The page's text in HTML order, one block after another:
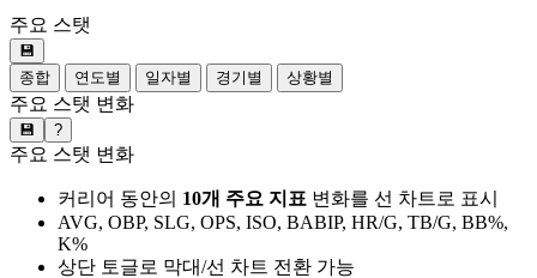
주요 스탯
💾
종합
연도별 일자별 경기별 상황별
주요 스탯 변화
💾 ?
주요 스탯 변화
커리어 동안의 10개 주요 지표 변화를 선 차트로 표시
AVG, OBP, SLG, OPS, ISO, BABIP, HR/G, TB/G, BB%,
K%
상단 토글로 막대/선 차트 전환 가능